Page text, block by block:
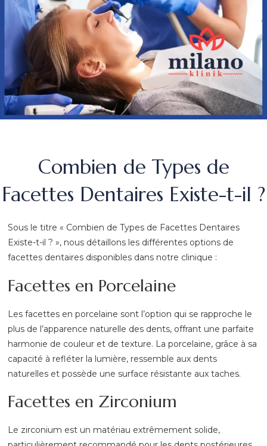
Combien de Types de
Facettes Dentaires Existe-t-il ?
Sous le titre « Combien de Types de Facettes Dentaires
Existe-t-il ? », nous détaillons les différentes options de
facettes dentaires disponibles dans notre clinique :
Facettes en Porcelaine
Les facettes en porcelaine sont l’option qui se rapproche le
plus de l’apparence naturelle des dents, offrant une parfaite
harmonie de couleur et de texture. La porcelaine, grâce à sa
capacité à refléter la lumière, ressemble aux dents
naturelles et possède une surface résistante aux taches.
Facettes en Zirconium
Le zirconium est un matériau extrêmement solide,